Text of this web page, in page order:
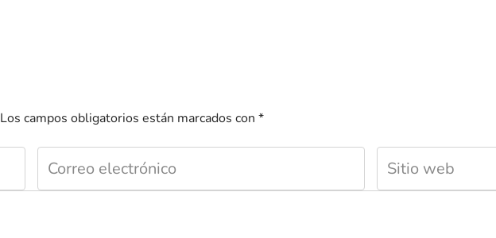
Los campos obligatorios están marcados con *